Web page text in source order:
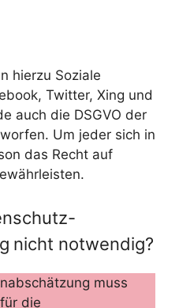
hierzu Soziale
Twitter, Xing und
auch die DSGVO der
Um jeder sich in
das Recht auf
nicht notwendig?
muss
die